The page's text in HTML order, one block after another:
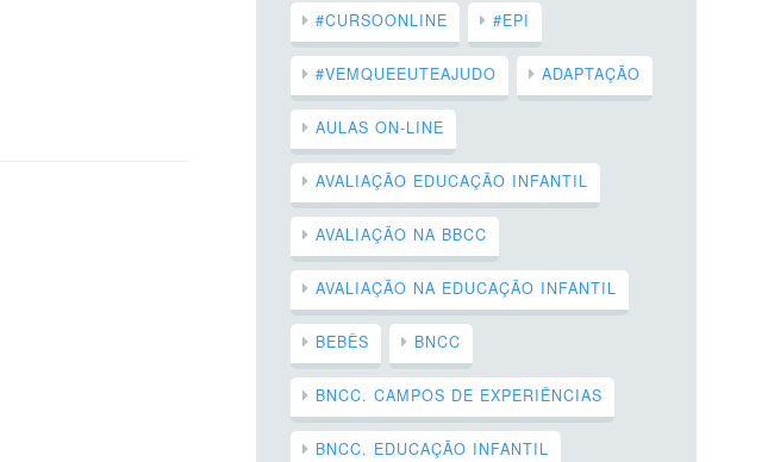
#CURSOONLINE #EPI
#VEMQUEEUTEAJUDO ADAPTAÇÃO
AULAS ON-LINE
AVALIAÇÃO EDUCAÇÃO INFANTIL
AVALIAÇÃO NA BBCC
AVALIAÇÃO NA EDUCAÇÃO INFANTIL
BEBÊS BNCC
BNCC. CAMPOS DE EXPERIÊNCIAS
BNCC. EDUCAÇÃO INFANTIL